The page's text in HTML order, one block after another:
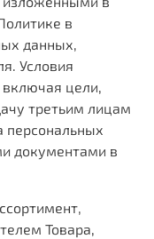
в
данных,
Условия
цели,
третьим лицам
персональных
документами в
Товара,